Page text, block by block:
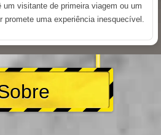
visitante de primeira viagem ou um
uma experiência inesquecível.